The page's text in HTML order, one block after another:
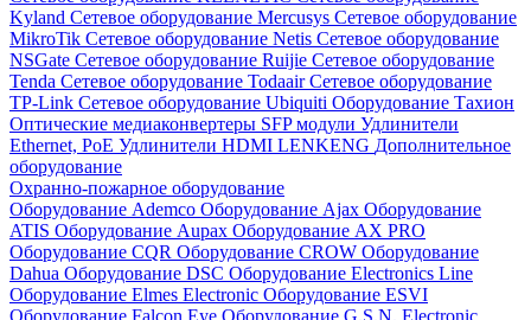
Kyland Сетевое оборудование Mercusys Сетевое оборудование
MikroTik Сетевое оборудование Netis Сетевое оборудование
NSGate Сетевое оборудование Ruijie Сетевое оборудование
Tenda Сетевое оборудование TodaairСетевое оборудование
TP-Link Сетевое оборудование Ubiquiti Оборудование Тахион
Оптические медиаконвертеры SFP модули Удлинители
Ethernet, PoE Удлинители HDMI LENKENG Дополнительное
оборудование
Охранно-пожарное оборудование
Оборудование Ademco Оборудование Ajax Оборудование
ATIS Оборудование Aupax Оборудование AX PRO
Оборудование CQR Оборудование CROW Оборудование
Dahua Оборудование DSC Оборудование Electronics Line
Оборудование Elmes Electronic Оборудование ESVI
Оборудование Falcon Eye Оборудование G.S.N. Electronic